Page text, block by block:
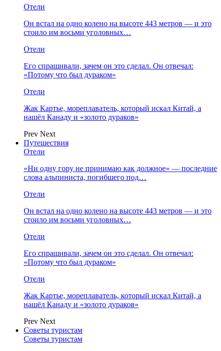
Отели
Он встал на одно колено на высоте 443 метров — и это
стоило им восьми уголовных…
Отели
Его спрашивали, зачем он это сделал. Он отвечал:
«Потому что был дураком»
Отели
Жак Картье, мореплаватель, который искал Китай, а
нашёл Канаду и «золото дураков»
Prev Next
Путешествия
Отели
«Ни одну гору не принимаю как должное» — последние
слова альпиниста, погибшего под…
Отели
Он встал на одно колено на высоте 443 метров — и это
стоило им восьми уголовных…
Отели
Его спрашивали, зачем он это сделал. Он отвечал:
«Потому что был дураком»
Отели
Жак Картье, мореплаватель, который искал Китай, а
нашёл Канаду и «золото дураков»
Prev Next
Советы туристам
Советы туристам